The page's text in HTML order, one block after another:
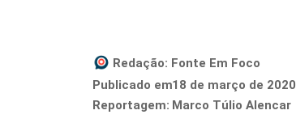
Redação: Fonte Em Foco
Publicado em18 de março de 2020
Reportagem: Marco Túlio Alencar